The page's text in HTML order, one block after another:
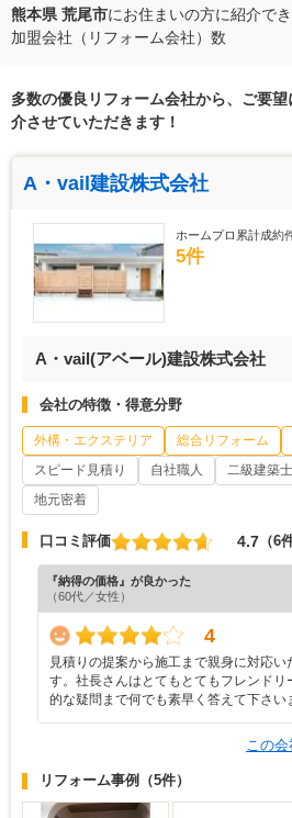
熊本県 荒尾市にお住まいの方に紹介で
加盟会社（リフォーム会社）数
多数の優良リフォーム会社から、ご要
介させていただきます！
A・vail建設株式会社
ホームプロ累計成約
5件
A・vail(アベール)建設株式会社
会社の特徴・得意分野
外構・エクステリア 総合リフォーム
スピード見積り
自社職人 二級建築士
地元密着
口コミ評価 4.7 （6
『納得の価格』が良かった
（60代／女性）
4
見積りの提案から施工まで親身に対応
す。社長さんはとてもとてもフレンドリ
的な疑問まで何でも素早く答えて下さい
この
リフォーム事例 （5件）